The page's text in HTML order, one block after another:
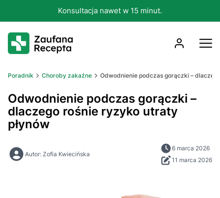
Konsultacja nawet w 15 minut.
Poradnik Choroby zakaźne Odwodnienie podczas gorączki –
Odwodnienie podczas gorączki –
dlaczego rośnie ryzyko utraty
płynów
Autor: Zofia Kwiecińska
6 marca 2026
11 marca 2026